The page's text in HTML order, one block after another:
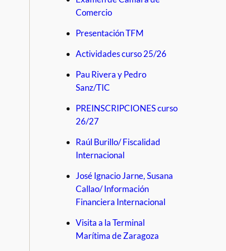
Comercio
Presentación TFM
Actividades curso 25/26
Pau Rivera y Pedro
Sanz/TIC
PREINSCRIPCIONES curso
26/27
Raúl Burillo/ Fiscalidad
Internacional
José Ignacio Jarne, Susana
Callao/ Información
Financiera Internacional
Visita a la Terminal
Marítima de Zaragoza